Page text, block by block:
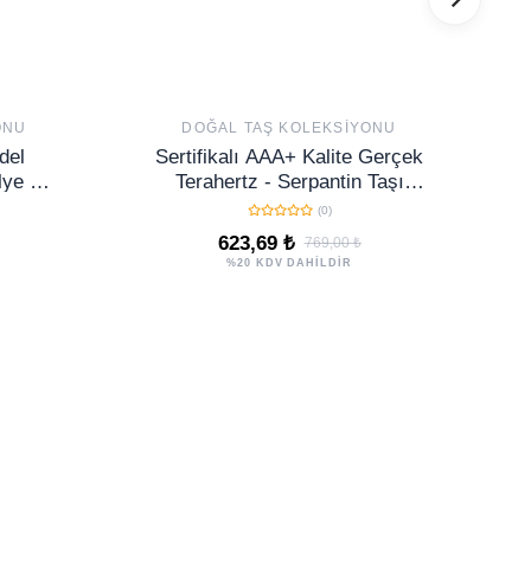
-
DOĞAL TAŞ KOLEKSIYONU
Sertifikalı AAA+ Kalite Gerçek
Terahertz - Serpantin Taşı
Bileklik (Yılan)
(0)
623,69 ₺ 769,00 ₺
%20 KDV DAHİLDİR